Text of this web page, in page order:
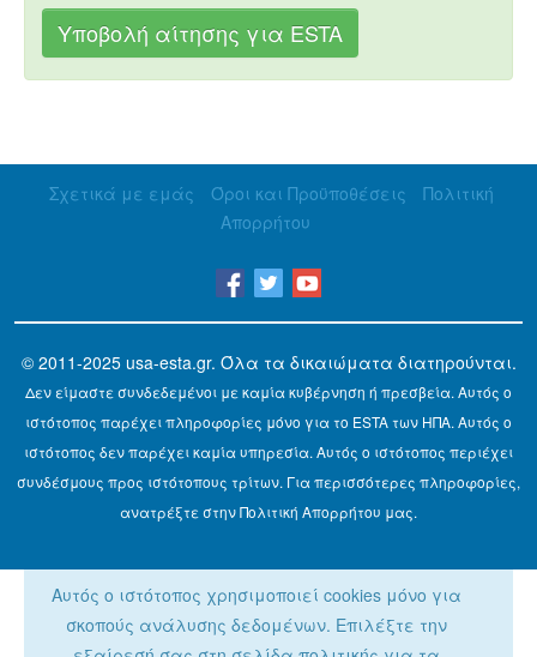
Υποβολή αίτησης για ESTA
Σχετικά με εμάς Όροι και Προϋποθέσεις
Πολιτική
Απορρήτου
© 2011-2025 usa-esta.gr. Όλα τα δικαιώματα διατηρούνται.
Δεν είμαστε συνδεδεμένοι με καμία κυβέρνηση ή πρεσβεία. Αυτός ο
ιστότοπος παρέχει πληροφορίες μόνο για το ESTA των ΗΠΑ. Αυτός ο
ιστότοπος δεν παρέχει καμία υπηρεσία. Αυτός ο ιστότοπος περιέχει
συνδέσμους προς ιστότοπους τρίτων. Για περισσότερες πληροφορίες,
ανατρέξτε στην Πολιτική Απορρήτου μας.
Αυτός ο ιστότοπος χρησιμοποιεί cookies μόνο για
σκοπούς ανάλυσης δεδομένων. Επιλέξτε την